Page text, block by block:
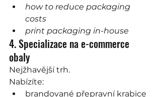
how to reduce packaging
costs
print packaging in-house
4. Specializace na e-commerce
obaly
Nejžhavější trh.
Nabízíte:
brandované přepravní krabice